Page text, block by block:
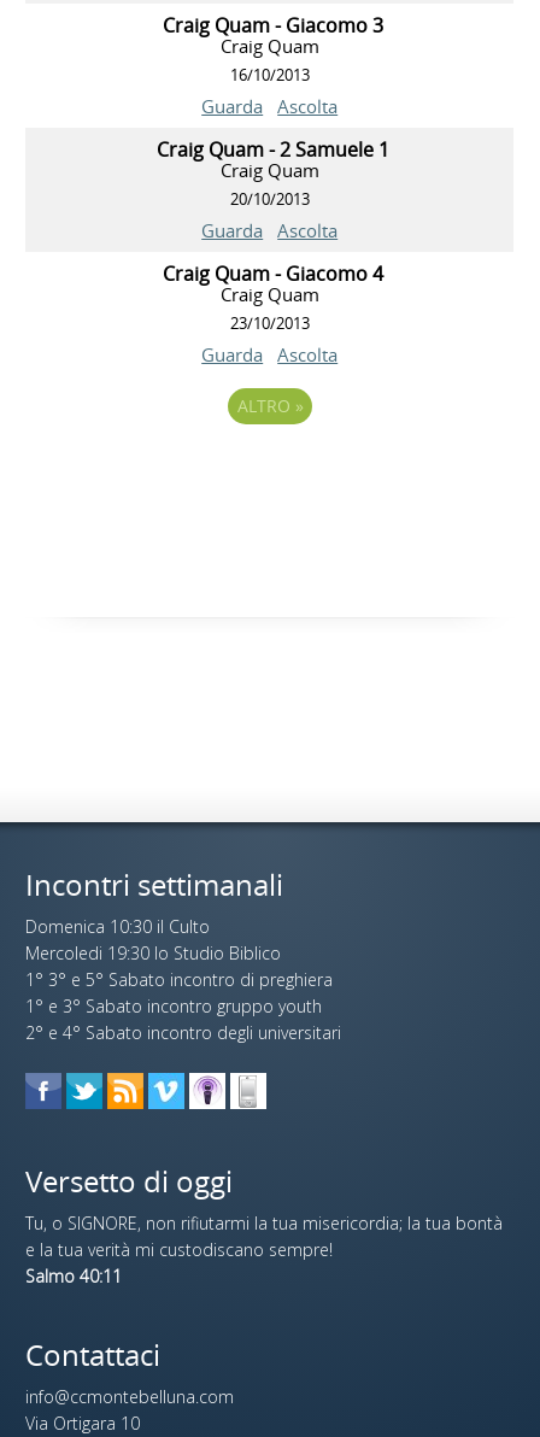
Craig Quam - Giacomo 3
Craig Quam
16/10/2013
Guarda Ascolta
Craig Quam - 2 Samuele 1
Craig Quam
20/10/2013
Guarda Ascolta
Craig Quam - Giacomo 4
Craig Quam
23/10/2013
Guarda Ascolta
ALTRO »
Incontri settimanali
Domenica 10:30 il Culto
Mercoledi 19:30 lo Studio Biblico
1° 3° e 5° Sabato incontro di preghiera
1° e 3° Sabato incontro gruppo youth
2° e 4° Sabato incontro degli universitari
Versetto di oggi
Tu, o SIGNORE, non rifiutarmi la tua misericordia; la tua bontà
e la tua verità mi custodiscano sempre!
Salmo 40:11
Contattaci
info@ccmontebelluna.com
Via Ortigara 10